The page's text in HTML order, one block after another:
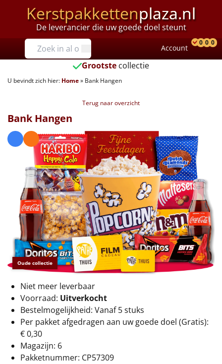
Kerstpakkettenplaza.nl
De leverancier die uw goede doel steunt
Prijzen
Tot €25
€25 tot €35
€40 tot €45
€45 tot €50
€50 tot €55
€55 tot €75
€75 tot €100
€100 en hoger
Alle kerstpakketten 2026
Thema
Origineel
Rituals
Account
0 0 0
Grootste collectie
U bevindt zich hier: Home» Bank Hangen
Terug naar overzicht
Oude collectie
Bank Hangen
Niet meer leverbaar
Voorraad: Uitverkocht
Bestelmogelijkheid: Vanaf 5 stuks
Per pakket afgedragen aan uw goede doel (Gratis):
€ 0,30
Magazijn: 6
Pakketnummer: CP57309